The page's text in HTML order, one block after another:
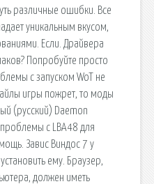
различные ошибки. Все
уникальным вкусом,
Если. Драйвера
Попробуйте просто
с запуском WoT не
игры пожрет, то моды
(русский) Daemon
с LBA48 для
Завис Виндос 7 у
ему. Браузер,
должен иметь